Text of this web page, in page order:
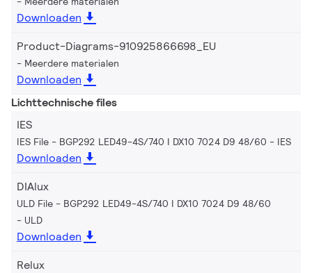
Downloaden
Product-Diagrams-910925866698_EU
Meerdere materialen
Downloaden
Lichttechnische files
IES
IES File - BGP292 LED49-4S/740 I DX10 7024 D9 48/60 IES
Downloaden
DIAlux
ULD File - BGP292 LED49-4S/740 I DX10 7024 D9 48/60
ULD
Downloaden
Relux